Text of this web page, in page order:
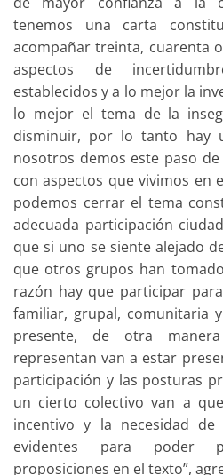
tenemos una carta
acompañar treinta, cuarenta
aspectos de
establecidos y a lo mejor la
lo mejor el tema de la
disminuir, por lo tanto hay
nosotros demos este paso
con aspectos que vivimos en
podemos cerrar el tema
adecuada participación
que si uno se siente alejado
que otros grupos han
razón hay que participar
familiar, grupal, comunitaria
presente, de otra
representan van a estar
participación y las posturas
un cierto colectivo van a
incentivo y la necesidad
evidentes para poder
proposiciones en el texto”,